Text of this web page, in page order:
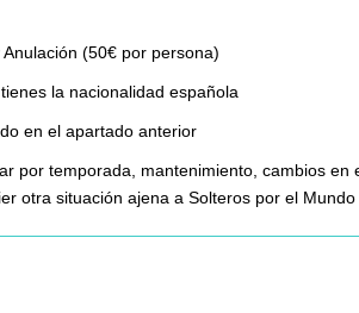
(50€ por persona)
la nacionalidad española
en el apartado anterior
por temporada, mantenimiento, cambios en
otra situación ajena a Solteros por el Mundo